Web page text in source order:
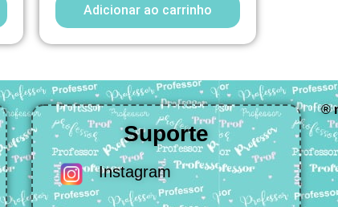
Adicionar ao carrinho
Suporte
Instagram
®